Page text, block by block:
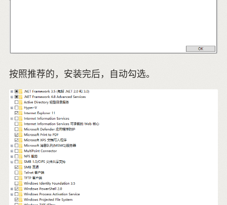
按照推荐的，安装完后，自动勾选。